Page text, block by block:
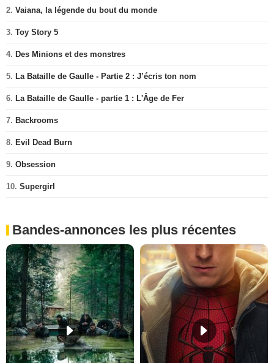
2. Vaiana, la légende du bout du monde
3. Toy Story 5
4. Des Minions et des monstres
5. La Bataille de Gaulle - Partie 2 : J’écris ton nom
6. La Bataille de Gaulle - partie 1 : L'Âge de Fer
7. Backrooms
8. Evil Dead Burn
9. Obsession
10. Supergirl
Bandes-annonces les plus récentes